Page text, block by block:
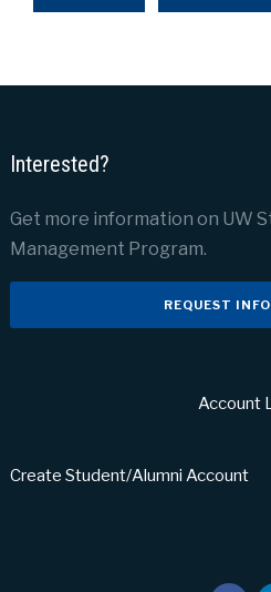
Interested?
Get more information on UW
Management Program.
REQUEST
Account
Create Student/Alumni Account